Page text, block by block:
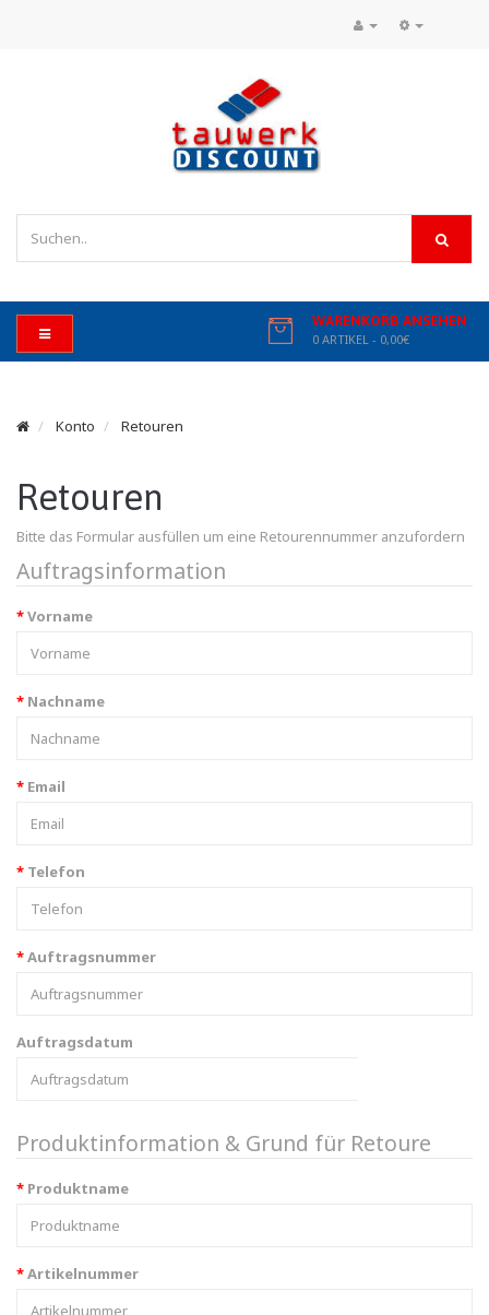
WARENKORB ANSEHEN
0 ARTIKEL - 0,00€
Konto Retouren
Retouren
Bitte das Formular ausfüllen um eine Retourennummer anzufordern
Auftragsinformation
Vorname
Nachname
Email
Telefon
Auftragsnummer
Auftragsdatum
Produktinformation & Grund für Retoure
Produktname
Artikelnummer